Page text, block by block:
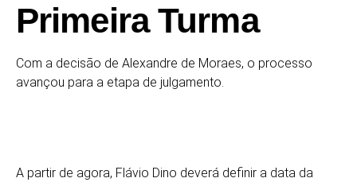
Primeira Turma
Com a decisão de Alexandre de Moraes, o processo
avançou para a etapa de julgamento.
A partir de agora, Flávio Dino deverá definir a data da